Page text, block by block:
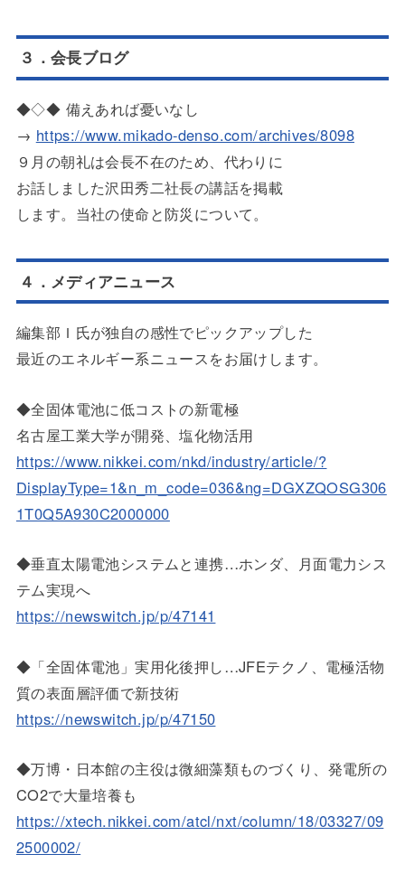
３．会長ブログ
◆◇◆ 備えあれば憂いなし
→ https://www.mikado-denso.com/archives/8098
９月の朝礼は会長不在のため、代わりに
お話しました沢田秀二社長の講話を掲載
します。当社の使命と防災について。
４．メディアニュース
編集部Ｉ氏が独自の感性でピックアップした
最近のエネルギー系ニュースをお届けします。
◆全固体電池に低コストの新電極
名古屋工業大学が開発、塩化物活用
https://www.nikkei.com/nkd/industry/article/?
DisplayType=1&n_m_code=036&ng=DGXZQOSG306
1T0Q5A930C2000000
◆垂直太陽電池システムと連携…ホンダ、月面電力シス
テム実現へ
https://newswitch.jp/p/47141
◆「全固体電池」実用化後押し…JFEテクノ、電極活物
質の表面層評価で新技術
https://newswitch.jp/p/47150
◆万博・日本館の主役は微細藻類ものづくり、発電所の
CO2で大量培養も
https://xtech.nikkei.com/atcl/nxt/column/18/03327/09
2500002/